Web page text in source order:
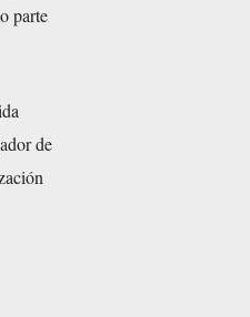
parte
de